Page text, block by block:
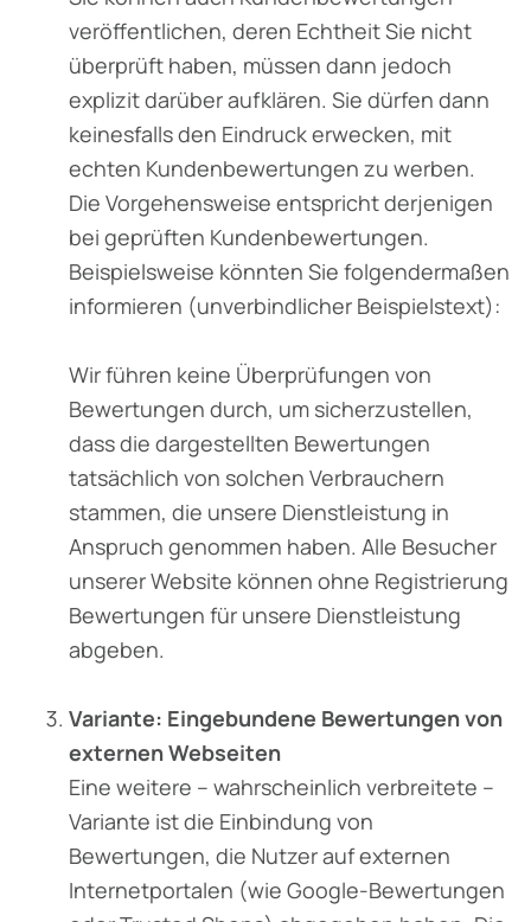
veröffentlichen, deren Echtheit Sie nicht
überprüft haben, müssen dann jedoch
explizit darüber aufklären. Sie dürfen dann
keinesfalls den Eindruck erwecken, mit
echten Kundenbewertungen zu werben.
Die Vorgehensweise entspricht derjenigen
bei geprüften Kundenbewertungen.
Beispielsweise könnten Sie folgendermaßen
informieren (unverbindlicher Beispielstext):
Wir führen keine Überprüfungen von
Bewertungen durch, um sicherzustellen,
dass die dargestellten Bewertungen
tatsächlich von solchen Verbrauchern
stammen, die unsere Dienstleistung in
Anspruch genommen haben. Alle Besucher
unserer Website können ohne Registrierung
Bewertungen für unsere Dienstleistung
abgeben.
Variante: Eingebundene Bewertungen von
externen Webseiten
Eine weitere – wahrscheinlich verbreitete –
Variante ist die Einbindung von
Bewertungen, die Nutzer auf externen
Internetportalen (wie Google-Bewertungen